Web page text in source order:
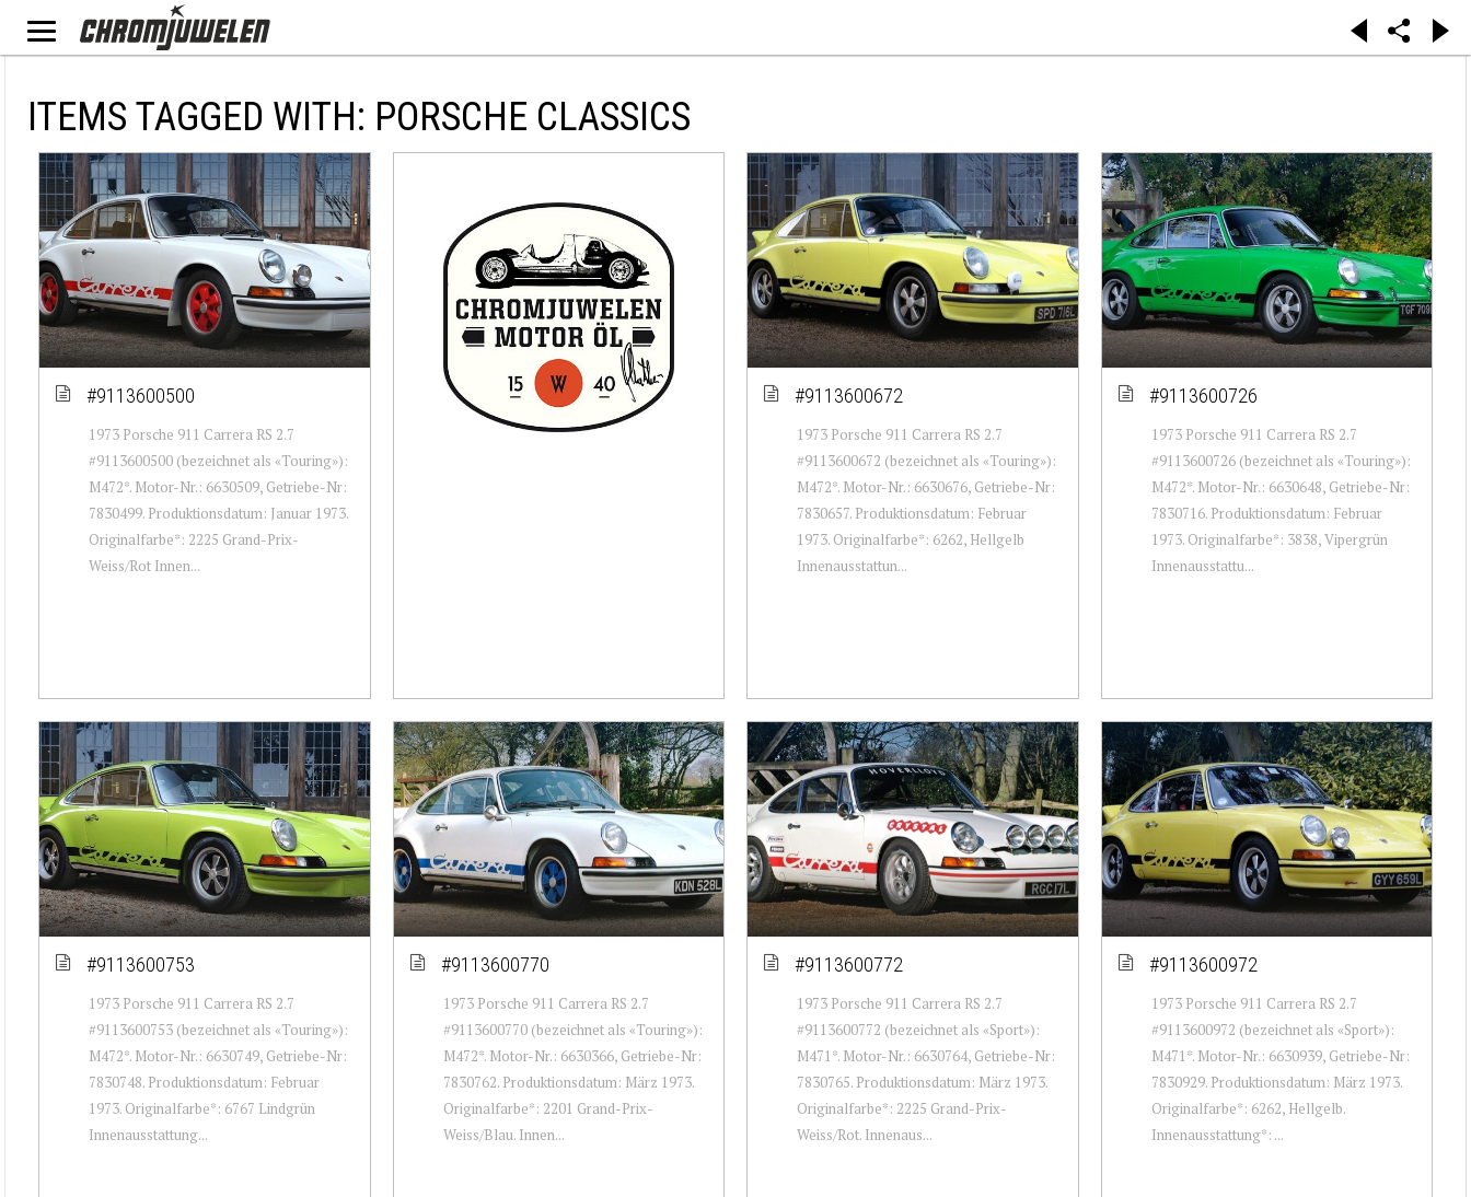
ITEMS TAGGED WITH: PORSCHE CLASSICS
#9113600500
1973 Porsche 911 Carrera RS 2.7
#9113600500 (bezeichnet als «Touring»):
M472*. Motor-Nr.: 6630509, Getriebe-Nr:
7830499. Produktionsdatum: Januar 1973.
Originalfarbe*: 2225 Grand-Prix-
Weiss/Rot Innen...
#9113600672
1973 Porsche 911 Carrera RS 2.7
#9113600672 (bezeichnet als «Touring»):
M472*. Motor-Nr.: 6630676, Getriebe-Nr:
7830657. Produktionsdatum: Februar
1973. Originalfarbe*: 6262, Hellgelb
Innenausstattun...
#9113600726
1973 Porsche 911 Carrera RS 2.7
#9113600726 (bezeichnet als «Touring»):
M472*. Motor-Nr.: 6630648, Getriebe-Nr:
7830716. Produktionsdatum: Februar
1973. Originalfarbe*: 3838, Vipergrün
Innenausstattu...
#9113600753
1973 Porsche 911 Carrera RS 2.7
#9113600753 (bezeichnet als «Touring»):
M472*. Motor-Nr.: 6630749, Getriebe-Nr:
7830748. Produktionsdatum: Februar
1973. Originalfarbe*: 6767 Lindgrün
Innenausstattung...
#9113600770
1973 Porsche 911 Carrera RS 2.7
#9113600770 (bezeichnet als «Touring»):
M472*. Motor-Nr.: 6630366, Getriebe-Nr:
7830762. Produktionsdatum: März 1973.
Originalfarbe*: 2201 Grand-Prix-
Weiss/Blau. Innen...
#9113600772
1973 Porsche 911 Carrera RS 2.7
#9113600772 (bezeichnet als «Sport»):
M471*. Motor-Nr.: 6630764, Getriebe-Nr:
7830765. Produktionsdatum: März 1973.
Originalfarbe*: 2225 Grand-Prix-
Weiss/Rot. Innenaus...
#9113600972
1973 Porsche 911 Carrera RS 2.7
#9113600972 (bezeichnet als «Sport»):
M471*. Motor-Nr.: 6630939, Getriebe-Nr:
7830929. Produktionsdatum: März 1973.
Originalfarbe*: 6262, Hellgelb.
Innenausstattung*: ...